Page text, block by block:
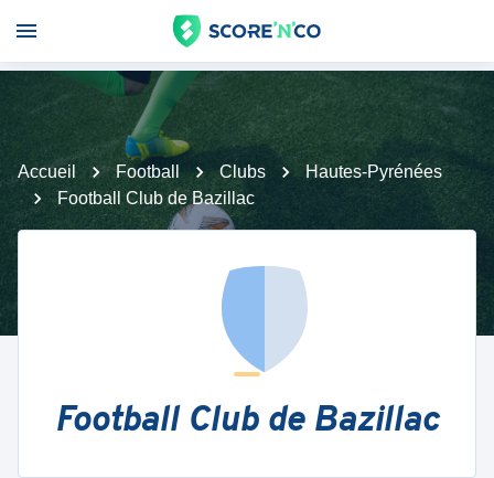
Accueil Football Clubs
Hautes-Pyrénées
Football Club de Bazillac
Football Club de Bazillac